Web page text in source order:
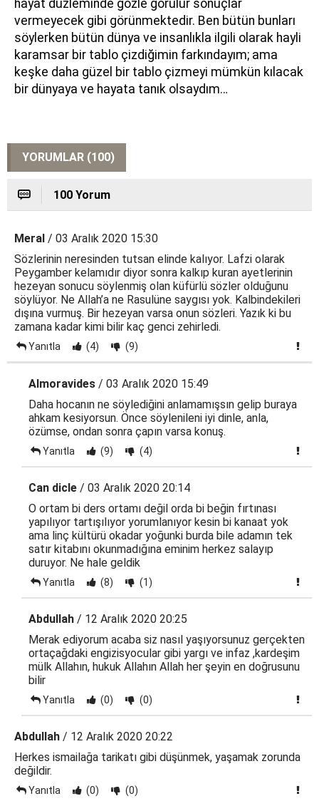
hayat düzleminde gözle görülür sonuçlar
vermeyecek gibi görünmektedir. Ben bütün bunları
söylerken bütün dünya ve insanlıkla ilgili olarak hayli
karamsar bir tablo çizdiğimin farkındayım; ama
keşke daha güzel bir tablo çizmeyi mümkün kılacak
bir dünyaya ve hayata tanık olsaydım…
YORUMLAR (100)
100 Yorum
Meral / 03 Aralık 2020 15:30
Sözlerinin neresinden tutsan elinde kalıyor. Lafzi olarak
Peygamber kelamıdır diyor sonra kalkıp kuran ayetlerinin
hezeyan sonucu söylenmiş olan küfürlü sözler olduğunu
söylüyor. Ne Allah’a ne Rasulüne saygısı yok. Kalbindekileri
dışına vurmuş. Bir hezeyan varsa onun sözleri. Yazık ki bu
zamana kadar kimi bilir kaç genci zehirledi.
Yanıtla (4) (9)
Almoravides / 03 Aralık 2020 15:49
Daha hocanın ne söylediğini anlamamışsın gelip buraya
ahkam kesiyorsun. Önce söylenileni iyi dinle, anla,
özümse, ondan sonra çapın varsa konuş.
Yanıtla (9) (4)
Can dicle / 03 Aralık 2020 20:14
O ortam bi ders ortamı değil orda bi beğin fırtınası
yapılıyor tartışılıyor yorumlanıyor kesin bi kanaat yok
ama linç kültürü okadar yoğunki burda bile adamın tek
satır kitabını okunmadığına eminim herkez salayıp
duruyor. Ne hale geldik
Yanıtla (8) (1)
Abdullah / 12 Aralık 2020 20:25
Merak ediyorum acaba siz nasıl yaşıyorsunuz gerçekten
ortaçağdaki engizisyocular gibi yargı ve infaz ,kardeşim
mülk Allahın, hukuk Allahın Allah her şeyin en doğrusunu
bilir
Yanıtla (0) (0)
Abdullah / 12 Aralık 2020 20:22
Herkes ismailağa tarikatı gibi düşünmek, yaşamak zorunda
değildir.
Yanıtla (0) (0)